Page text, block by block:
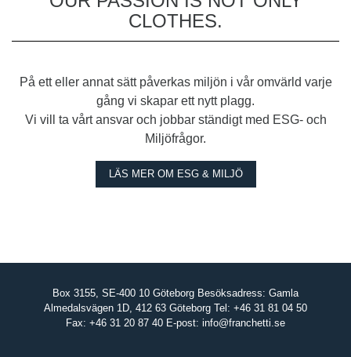
CLOTHES.
På ett eller annat sätt påverkas miljön i vår omvärld varje
gång vi skapar ett nytt plagg.
Vi vill ta vårt ansvar och jobbar ständigt med ESG- och
Miljöfrågor.
LÄS MER OM ESG & MILJÖ
Box 3155, SE-400 10 Göteborg Besöksadress: Gamla
Almedalsvägen 1D, 412 63 Göteborg Tel: +46 31 81 04 50
Fax: +46 31 20 87 40 E-post: info@franchetti.se